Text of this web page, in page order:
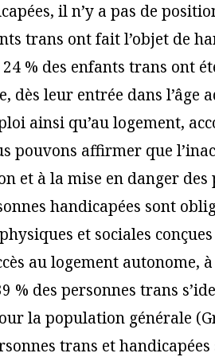
il n’y a pas de
trans ont fait l’objet de
% des enfants trans ont
dès leur entrée dans
ainsi qu’au logement,
pouvons affirmer que
et à la mise en danger des
handicapées sont
et sociales
au logement autonome, à
% des personnes trans
la population générale
trans et